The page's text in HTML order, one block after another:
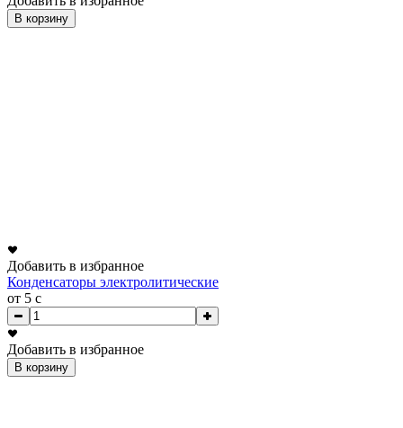
В корзину
Добавить в избранное
Конденсаторы электролитические
от 5 c
Добавить в избранное
В корзину